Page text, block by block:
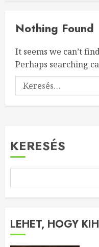
Nothing Found
It seems we can’t
Perhaps searching
Keresés:
KERESÉS
LEHET, HOGY